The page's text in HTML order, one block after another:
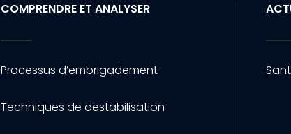
COMPRENDRE ET ANALYSER
Processus d’embrigadement
Techniques de destabilisation